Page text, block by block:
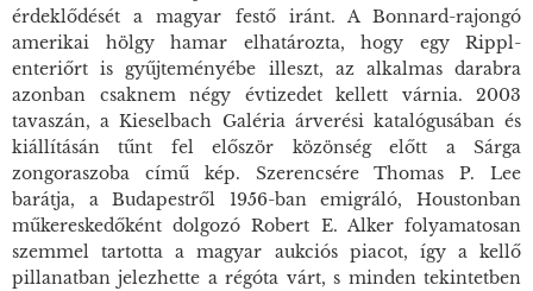
érdeklődését a magyar festő iránt. A Bonnard-rajongó
amerikai hölgy hamar elhatározta, hogy egy Rippl-
enteriőrt is gyűjteményébe illeszt, az alkalmas darabra
azonban csaknem négy évtizedet kellett várnia. 2003
tavaszán, a Kieselbach Galéria árverési katalógusában és
kiállításán tűnt fel először közönség előtt a Sárga
zongoraszoba című kép. Szerencsére Thomas P. Lee
barátja, a Budapestről 1956-ban emigráló, Houstonban
műkereskedőként dolgozó Robert E. Alker folyamatosan
szemmel tartotta a magyar aukciós piacot, így a kellő
pillanatban jelezhette a régóta várt, s minden tekintetben